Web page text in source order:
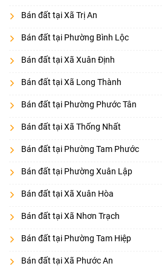
Bán đất tại Xã Trị An
Bán đất tại Phường Bình Lộc
Bán đất tại Xã Xuân Định
Bán đất tại Xã Long Thành
Bán đất tại Phường Phước Tân
Bán đất tại Xã Thống Nhất
Bán đất tại Phường Tam Phước
Bán đất tại Phường Xuân Lập
Bán đất tại Xã Xuân Hòa
Bán đất tại Xã Nhơn Trạch
Bán đất tại Phường Tam Hiệp
Bán đất tại Xã Phước An